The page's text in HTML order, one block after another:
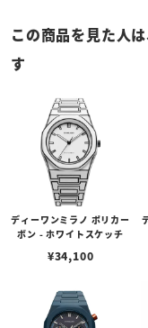
この商品を見た人
す
ディーワンミラノ ポリカー
ボン - ホワイトスケッチ
¥34,100